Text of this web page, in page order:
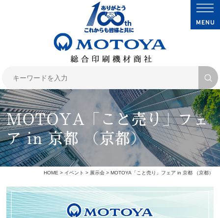
MOTOYA「こと売り」フェ
ア in 京都 （京都）
HOME> イベント > 展示会> MOTOYA「こと売り」フェア in 京都 （京都）